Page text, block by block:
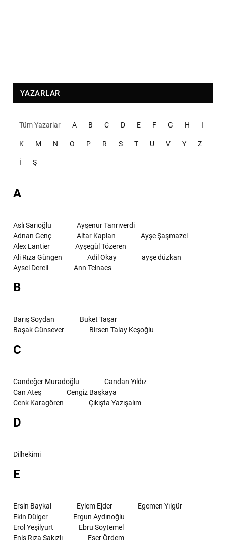
YAZARLAR
Tüm Yazarlar A B C D E F G H I
K M N O P R S T U V Y Z
İ Ş
A
Aslı Sarıoğlu
Ayşenur Tanrıverdi
Adnan Genç
Altar Kaplan
Ayşe Şaşmazel
Alex Lantier
Ayşegül Tözeren
Ali Rıza Güngen
Adil Okay
ayşe düzkan
Aysel Dereli
Ann Telnaes
B
Barış Soydan
Buket Taşar
Başak Günsever
Birsen Talay Keşoğlu
C
Candeğer Muradoğlu
Candan Yıldız
Can Ateş
Cengiz Başkaya
Cenk Karagören
Çıkışta Yazışalım
D
Dilhekimi
E
Ersin Baykal Eylem Ejder
Egemen Yılgür
Ekin Dülger
Ergun Aydınoğlu
Erol Yeşilyurt
Ebru Soytemel
Enis Rıza Sakızlı
Eser Ördem